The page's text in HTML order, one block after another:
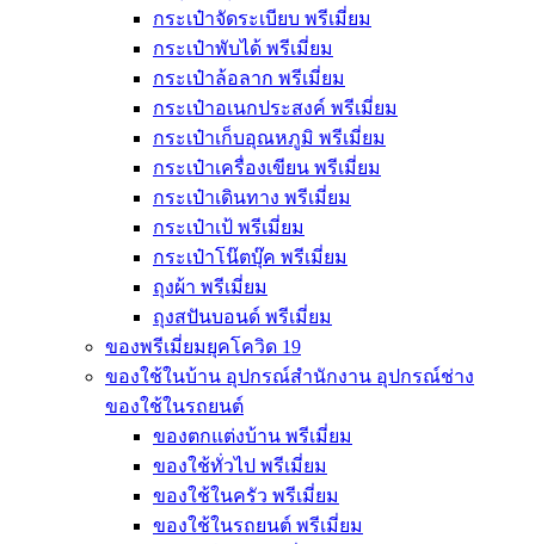
กระเป๋าจัดระเบียบ พรีเมี่ยม
กระเป๋าพับได้ พรีเมี่ยม
กระเป๋าล้อลาก พรีเมี่ยม
กระเป๋าอเนกประสงค์ พรีเมี่ยม
กระเป๋าเก็บอุณหภูมิ พรีเมี่ยม
กระเป๋าเครื่องเขียน พรีเมี่ยม
กระเป๋าเดินทาง พรีเมี่ยม
กระเป๋าเป้ พรีเมี่ยม
กระเป๋าโน๊ตบุ๊ค พรีเมี่ยม
ถุงผ้า พรีเมี่ยม
ถุงสปันบอนด์ พรีเมี่ยม
ของพรีเมี่ยมยุคโควิด 19
ของใช้ในบ้าน อุปกรณ์สำนักงาน อุปกรณ์ช่าง
ของใช้ในรถยนต์
ของตกแต่งบ้าน พรีเมี่ยม
ของใช้ทั่วไป พรีเมี่ยม
ของใช้ในครัว พรีเมี่ยม
ของใช้ในรถยนต์ พรีเมี่ยม